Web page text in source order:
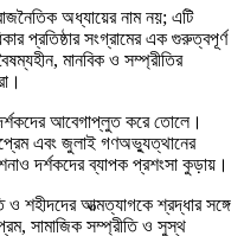
অধ্যায়ের নাম নয়; এটি
প্রতিষ্ঠার সংগ্রামের এক গুরুত্বপূর্ণ
মানবিক ও সম্প্রীতির
দর্শকদের আবেগাপ্লুত করে তোলে।
এবং জুলাই গণঅভ্যুত্থানের
দর্শকদের ব্যাপক প্রশংসা কুড়ায়।
শহীদদের আত্মত্যাগকে শ্রদ্ধার সঙ্গে
সামাজিক সম্প্রীতি ও সুস্থ